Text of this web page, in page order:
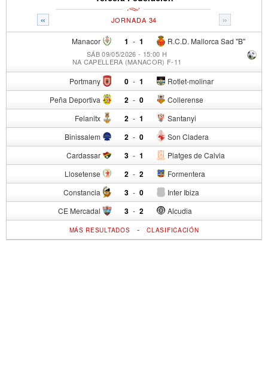
« »
JORNADA 34
Manacor 1 - R.C.D. Mallorca Sad "B"
1
SÁB 09/05/2026 - 15:00 H
NA CAPELLERA (MANACOR) F-11
Portmany 0 - Rotlet-molinar
1
Peña Deportiva 2 - Collerense
0
Felanitx 2 - Santanyi
1
Binissalem 2 - Son Cladera
0
Cardassar 3 - Platges de Calvia
1
Llosetense 2 - Formentera
2
Constancia 3 - Inter Ibiza
0
CE Mercadal 3 - Alcudia
2
MÁS RESULTADOS -CLASIFICACIÓN